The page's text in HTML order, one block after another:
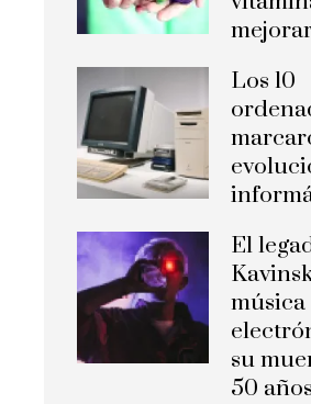
Los 10
El
música
su
50 años